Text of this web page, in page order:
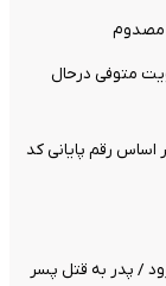
متوفی درحال
اساس رقم پایانی کد
/ پدر به قتل پسر